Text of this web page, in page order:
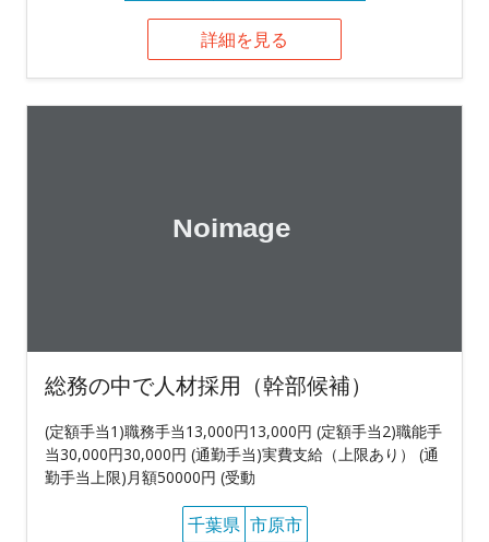
詳細を見る
総務の中で人材採用（幹部候補）
(定額手当1)職務手当13,000円13,000円 (定額手当2)職能手
当30,000円30,000円 (通勤手当)実費支給（上限あり） (通
勤手当上限)月額50000円 (受動
千葉県 市原市